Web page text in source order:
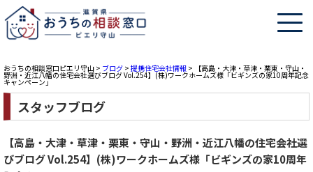
おうちの相談窓口ピエリ守山 > ブログ > 提携住宅会社情報 > 【高島・大津・草津・栗東・守山・
野洲・近江八幡の住宅会社選びブログ Vol.254】(株)ワークホームズ様「ビギンズの家10周年記念
キャンペーン」
スタッフブログ
【高島・大津・草津・栗東・守山・野洲・近江八幡の住宅会社選
びブログ Vol.254】(株)ワークホームズ様「ビギンズの家10周年